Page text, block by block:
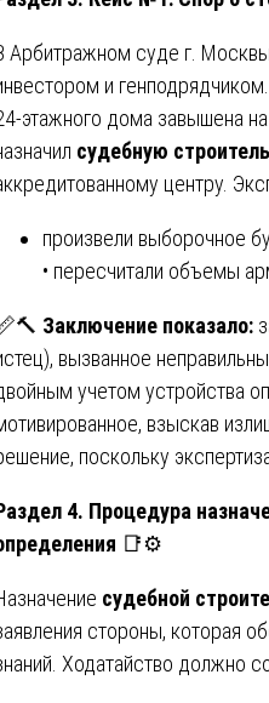
Арбитражном суде г.
и
этажного дома завышена
судебную
центру.
произвели выборочное
• пересчитали объемы
Заключение показало:
вызванное
учетом устройства
взыскав
поскольку
4. Процедура
📑⚙️
судебной
стороны, которая
Ходатайство должно